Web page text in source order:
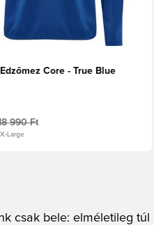
Core - True Blue
990 Ft
Large
csak bele: elméletileg